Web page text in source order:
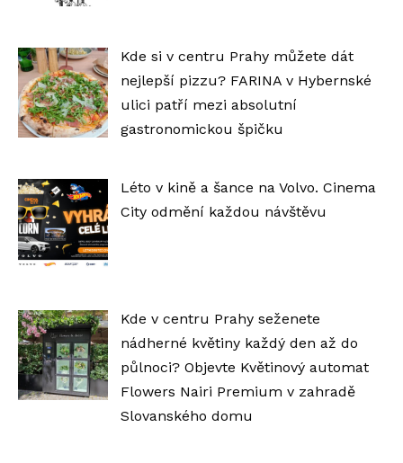
Kde si v centru Prahy můžete dát
nejlepší pizzu? FARINA v Hybernské
ulici patří mezi absolutní
gastronomickou špičku
Léto v kině a šance na Volvo. Cinema
City odmění každou návštěvu
Kde v centru Prahy seženete
nádherné květiny každý den až do
půlnoci? Objevte Květinový automat
Flowers Nairi Premium v zahradě
Slovanského domu